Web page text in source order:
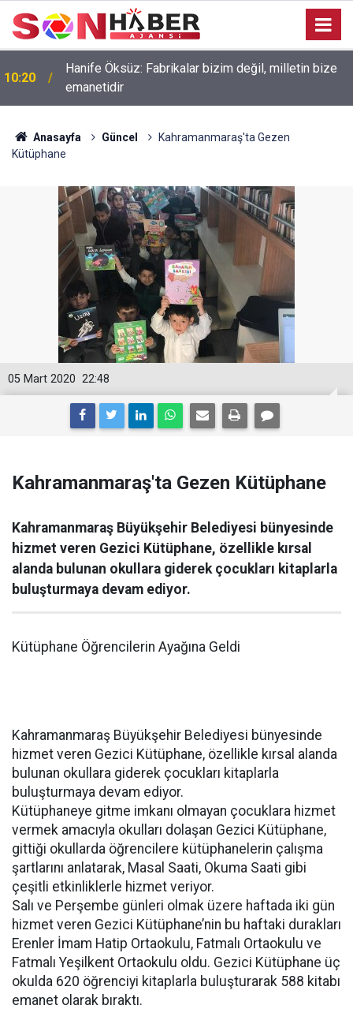
10:20
Hanife Öksüz: Fabrikalar bizim değil, milletin bize
emanetidir
Anasayfa Güncel
Kahramanmaraş'ta Gezen
Kütüphane
22:48
05 Mart 2020
Kahramanmaraş'ta Gezen Kütüphane
Kahramanmaraş Büyükşehir Belediyesi bünyesinde
hizmet veren Gezici Kütüphane, özellikle kırsal
alanda bulunan okullara giderek çocukları kitaplarla
buluşturmaya devam ediyor.
Kütüphane Öğrencilerin Ayağına Geldi
Kahramanmaraş Büyükşehir Belediyesi bünyesinde
hizmet veren Gezici Kütüphane, özellikle kırsal alanda
bulunan okullara giderek çocukları kitaplarla
buluşturmaya devam ediyor.
Kütüphaneye gitme imkanı olmayan çocuklara hizmet
vermek amacıyla okulları dolaşan Gezici Kütüphane,
gittiği okullarda öğrencilere kütüphanelerin çalışma
şartlarını anlatarak, Masal Saati, Okuma Saati gibi
çeşitli etkinliklerle hizmet veriyor.
Salı ve Perşembe günleri olmak üzere haftada iki gün
hizmet veren Gezici Kütüphane’nin bu haftaki durakları
Erenler İmam Hatip Ortaokulu, Fatmalı Ortaokulu ve
Fatmalı Yeşilkent Ortaokulu oldu. Gezici Kütüphane üç
okulda 620 öğrenciyi kitaplarla buluşturarak 588 kitabı
emanet olarak bıraktı.